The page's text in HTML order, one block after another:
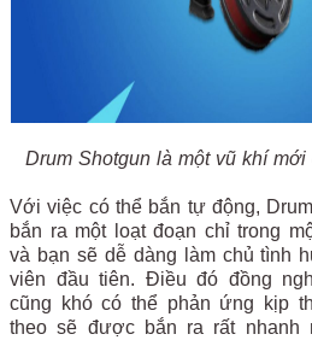
Drum Shotgun là một vũ khí
Với việc có thể bắn tự động,
bắn ra một loạt đoạn chỉ trong
và bạn sẽ dễ dàng làm chủ tình
viên đầu tiên. Điều đó đồng
cũng khó có thể phản ứng kịp
theo sẽ được bắn ra rất nhanh